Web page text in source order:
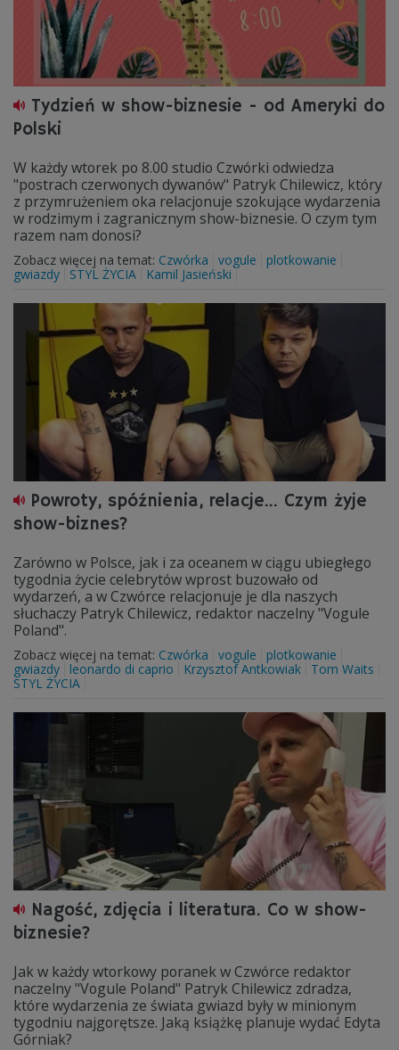
Tydzień w show-biznesie - od Ameryki do
Polski
W każdy wtorek po 8.00 studio Czwórki odwiedza
"postrach czerwonych dywanów" Patryk Chilewicz, który
z przymrużeniem oka relacjonuje szokujące wydarzenia
w rodzimym i zagranicznym show-biznesie. O czym tym
razem nam donosi?
Zobacz więcej na temat: Czwórka vogule
plotkowanie
gwiazdy
STYL ŻYCIA Kamil Jasieński
Powroty, spóźnienia, relacje... Czym żyje
show-biznes?
Zarówno w Polsce, jak i za oceanem w ciągu ubiegłego
tygodnia życie celebrytów wprost buzowało od
wydarzeń, a w Czwórce relacjonuje je dla naszych
słuchaczy Patryk Chilewicz, redaktor naczelny "Vogule
Poland".
Zobacz więcej na temat: Czwórka vogule
plotkowanie
gwiazdy
leonardo di caprio Krzysztof Antkowiak
Tom Waits
STYL ŻYCIA
Nagość, zdjęcia i literatura. Co w show-
biznesie?
Jak w każdy wtorkowy poranek w Czwórce redaktor
naczelny "Vogule Poland" Patryk Chilewicz zdradza,
które wydarzenia ze świata gwiazd były w minionym
tygodniu najgorętsze. Jaką książkę planuje wydać Edyta
Górniak?